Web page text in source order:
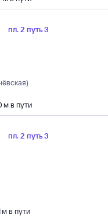
пл. 2 путь 3
м в пути
пл. 2 путь 3
м в пути